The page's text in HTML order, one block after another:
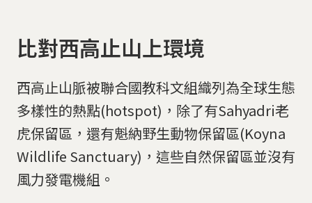
比對西高止山上環境
西高止山脈被聯合國教科文組織列為全球生態
多樣性的熱點(hotspot)，除了有Sahyadri老
虎保留區，還有魁納野生動物保留區(Koyna
Wildlife Sanctuary)，這些自然保留區並沒有
風力發電機組。